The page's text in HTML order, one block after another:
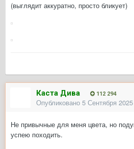
(выглядит аккуратно, просто бликует)
Каста Дива 112 294
Опубликовано 5 Сентября 2025
Не привычные для меня цвета, но
успею походить.